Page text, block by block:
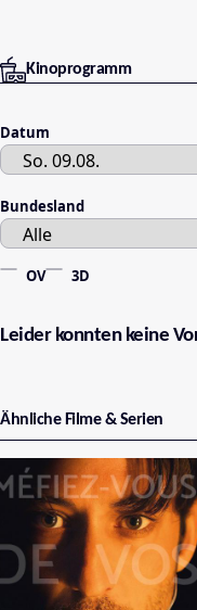
Kinoprogramm
Datum
Bundesland
OV 3D
Leider konnten keine
Ähnliche Filme & Serien